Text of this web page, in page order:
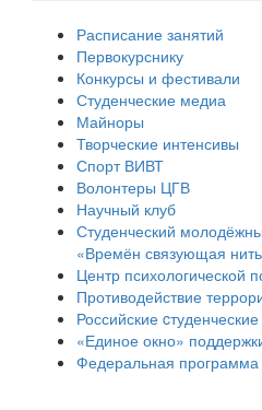
Расписание занятий
Первокурснику
Конкурсы и фестивали
Студенческие медиа
Майноры
Творческие интенсивы
Спорт ВИВТ
Волонтеры ЦГВ
Научный клуб
Студенческий
«Времён связующая
Центр психологической
Противодействие
Российские
«Единое окно»
Федеральная